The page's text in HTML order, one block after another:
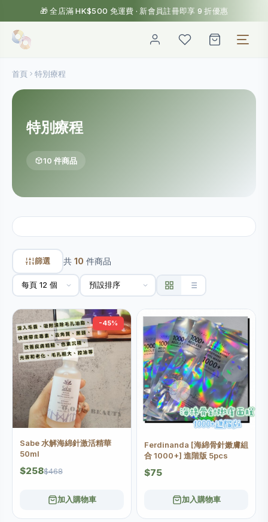
🎁 全店滿 HK$500 免運費 · 新會員註冊即享 9 折優惠
首頁 特別療程
特別療程
10 件商品
篩選 共 10 件商品
-45%
Sabe 水解海綿針激活精華
50ml
$258$468
加入購物車
Ferdinanda [海綿骨針嫩膚組
合 1000+] 進階版 5pcs
$75
加入購物車